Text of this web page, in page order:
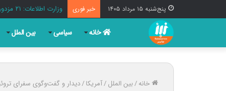
پنج‌شنبه ۱۵ مرداد ۱۴۰۵ خبر فوری وزارت اطلاعات: ۲۱ مزدور موساد و ۴ شرور مسلح در کرمان بازداشت شدند
خانه سیاسی بین الملل
خانه/بین الملل/آمریکا/دیدار و گفت‌وگوی سفرای